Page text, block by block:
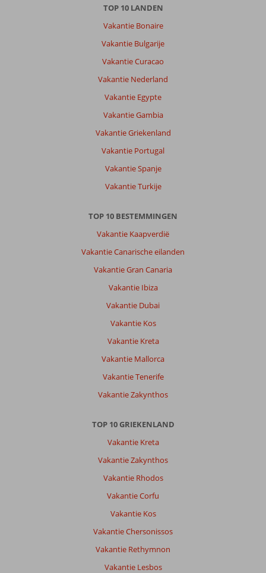
TOP 10 LANDEN
Vakantie Bonaire
Vakantie Bulgarije
Vakantie Curacao
Vakantie Nederland
Vakantie Egypte
Vakantie Gambia
Vakantie Griekenland
Vakantie Portugal
Vakantie Spanje
Vakantie Turkije
TOP 10 BESTEMMINGEN
Vakantie Kaapverdië
Vakantie Canarische eilanden
Vakantie Gran Canaria
Vakantie Ibiza
Vakantie Dubai
Vakantie Kos
Vakantie Kreta
Vakantie Mallorca
Vakantie Tenerife
Vakantie Zakynthos
TOP 10 GRIEKENLAND
Vakantie Kreta
Vakantie Zakynthos
Vakantie Rhodos
Vakantie Corfu
Vakantie Kos
Vakantie Chersonissos
Vakantie Rethymnon
Vakantie Lesbos